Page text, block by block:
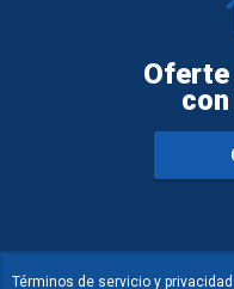
Oferte
Términos de servicio y privacidad